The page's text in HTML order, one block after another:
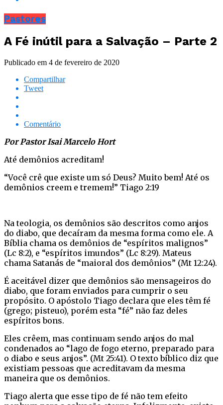
Pastores
A Fé inútil para a Salvação – Parte 2
Publicado em 4 de fevereiro de 2020
Compartilhar
Tweet
Comentário
Por Pastor Isai Marcelo Hort
Até demônios acreditam!
“Você crê que existe um só Deus? Muito bem! Até os
demônios creem e tremem!” Tiago 2:19
Na teologia, os demônios são descritos como anjos
do diabo, que decaíram da mesma forma como ele. A
Bíblia chama os demônios de “espíritos malignos”
(Lc 8:2), e “espíritos imundos” (Lc 8:29). Mateus
chama Satanás de “maioral dos demônios” (Mt 12:24).
É aceitável dizer que demônios são mensageiros do
diabo, que foram enviados para cumprir o seu
propósito. O apóstolo Tiago declara que eles têm fé
(grego; pisteuo), porém esta “fé” não faz deles
espíritos bons.
Eles crêem, mas continuam sendo anjos do mal
condenados ao “lago de fogo eterno, preparado para
o diabo e seus anjos”. (Mt 25:41). O texto bíblico diz que
existiam pessoas que acreditavam da mesma
maneira que os demônios.
Tiago alerta que esse tipo de fé não tem efeito